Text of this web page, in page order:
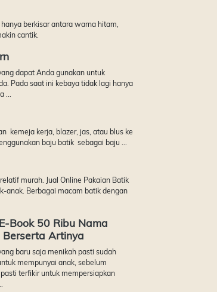
berkisar antara warna hitam,
cantik.
dapat Anda gunakan untuk
Pada saat ini kebaya tidak lagi hanya
...
kemeja kerja, blazer, jas, atau blus ke
baju batik sebagai baju ...
murah. Jual Online Pakaian Batik
anak. Berbagai macam batik dengan
Book 50 Ribu Nama
Berserta Artinya
baru saja menikah pasti sudah
mempunyai anak, sebelum
terfikir untuk mempersiapkan